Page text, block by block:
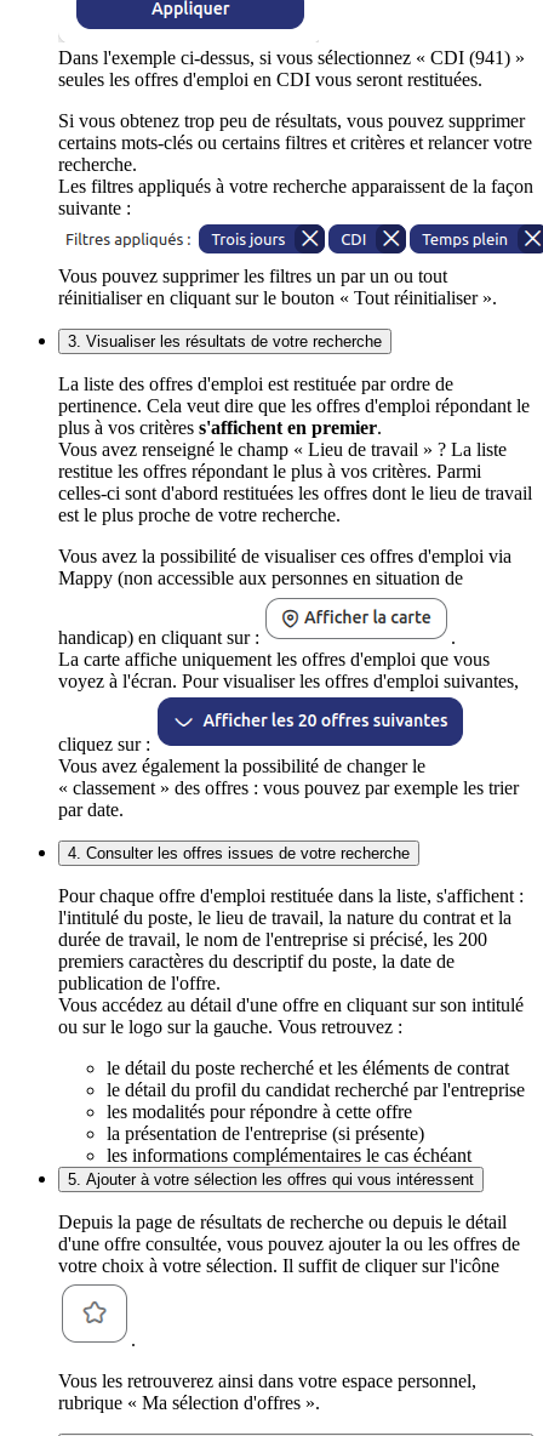
Dans l'exemple ci-dessus, si vous sélectionnez « CDI (941) »
seules les offres d'emploi en CDI vous seront restituées.
Si vous obtenez trop peu de résultats, vous pouvez supprimer
certains mots-clés ou certains filtres et critères et relancer votre
recherche.
Les filtres appliqués à votre recherche apparaissent de la façon
suivante :
Vous pouvez supprimer les filtres un par un ou tout
réinitialiser en cliquant sur le bouton « Tout réinitialiser ».
3. Visualiser les résultats de votre recherche
La liste des offres d'emploi est restituée par ordre de
pertinence. Cela veut dire que les offres d'emploi répondant le
plus à vos critères s'affichent en premier.
Vous avez renseigné le champ « Lieu de travail » ? La liste
restitue les offres répondant le plus à vos critères. Parmi
celles-ci sont d'abord restituées les offres dont le lieu de travail
est le plus proche de votre recherche.
Vous avez la possibilité de visualiser ces offres d'emploi via
Mappy (non accessible aux personnes en situation de
handicap) en cliquant sur :
.
La carte affiche uniquement les offres d'emploi que vous
voyez à l'écran. Pour visualiser les offres d'emploi suivantes,
cliquez sur :
Vous avez également la possibilité de changer le
« classement » des offres : vous pouvez par exemple les trier
par date.
4. Consulter les offres issues de votre recherche
Pour chaque offre d'emploi restituée dans la liste, s'affichent :
l'intitulé du poste, le lieu de travail, la nature du contrat et la
durée de travail, le nom de l'entreprise si précisé, les 200
premiers caractères du descriptif du poste, la date de
publication de l'offre.
Vous accédez au détail d'une offre en cliquant sur son intitulé
ou sur le logo sur la gauche. Vous retrouvez :
le détail du poste recherché et les éléments de contrat
le détail du profil du candidat recherché par l'entreprise
les modalités pour répondre à cette offre
la présentation de l'entreprise (si présente)
les informations complémentaires le cas échéant
5. Ajouter à votre sélection les offres qui vous intéressent
Depuis la page de résultats de recherche ou depuis le détail
d'une offre consultée, vous pouvez ajouter la ou les offres de
votre choix à votre sélection. Il suffit de cliquer sur l'icône
.
Vous les retrouverez ainsi dans votre espace personnel,
rubrique « Ma sélection d'offres ».